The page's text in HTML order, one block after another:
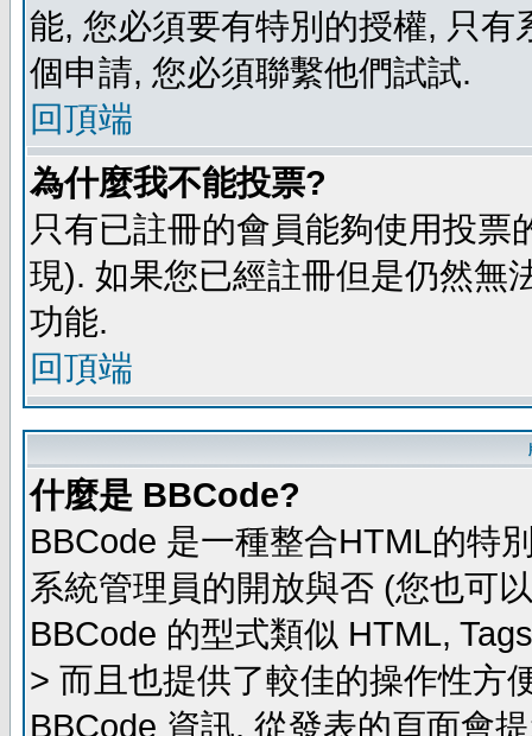
能, 您必須要有特別的授權, 只
個申請, 您必須聯繫他們試試.
回頂端
為什麼我不能投票?
只有已註冊的會員能夠使用投
現). 如果您已經註冊但是仍然無
功能.
回頂端
什麼是 BBCode?
BBCode 是一種整合HTML的特
系統管理員的開放與否 (您也可
BBCode 的型式類似 HTML,
> 而且也提供了較佳的操作性方
BBCode 資訊, 從發表的頁面會